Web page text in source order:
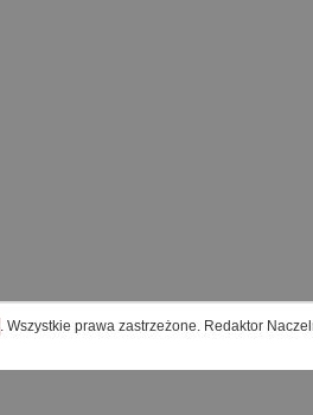
. Wszystkie prawa zastrzeżone. Redaktor